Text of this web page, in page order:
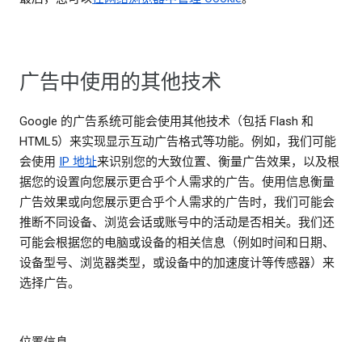
广告中使用的其他技术
Google 的广告系统可能会使用其他技术（包括 Flash 和
HTML5）来实现显示互动广告格式等功能。例如，我们可能
会使用 IP 地址来识别您的大致位置、衡量广告效果，以及根
据您的设置向您展示更合乎个人需求的广告。使用信息衡量
广告效果或向您展示更合乎个人需求的广告时，我们可能会
推断不同设备、浏览会话或账号中的活动是否相关。我们还
可能会根据您的电脑或设备的相关信息（例如时间和日期、
设备型号、浏览器类型，或设备中的加速度计等传感器）来
选择广告。